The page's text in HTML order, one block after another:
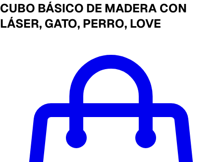
CUBO BÁSICO DE MADERA CON
LÁSER, GATO, PERRO, LOVE